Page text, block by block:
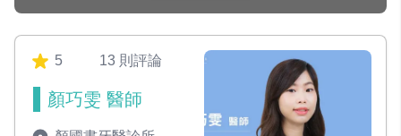
5 13 則評論
顏巧雯 醫師